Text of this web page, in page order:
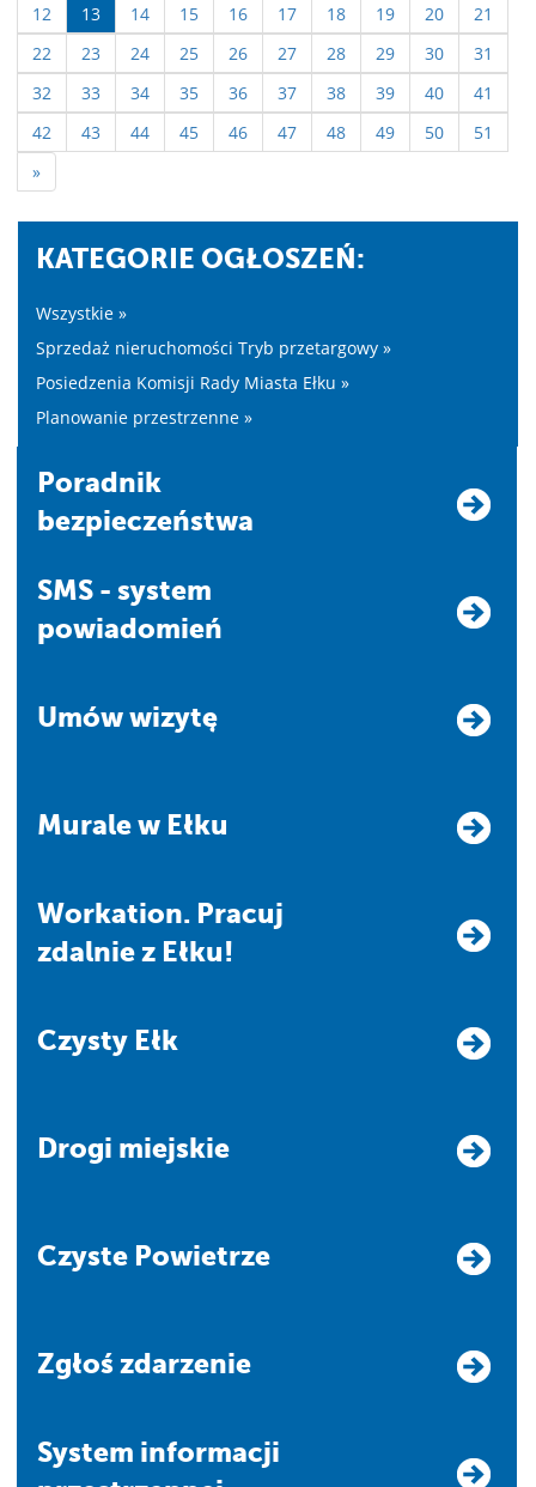
12 13 14 15 16 17 18 19 20
21
22
23 24 25 26 27 28 29 30
31
32
33 34 35 36 37 38 39 40
41
42
43 44 45 46 47 48 49 50
51
»
KATEGORIE OGŁOSZEŃ:
Wszystkie »
Sprzedaż nieruchomości Tryb przetargowy »
Posiedzenia Komisji Rady Miasta Ełku »
Planowanie przestrzenne »
Poradnik
bezpieczeństwa
SMS - system
powiadomień
Umów wizytę
Murale w Ełku
Workation. Pracuj
zdalnie z Ełku!
Czysty Ełk
Drogi miejskie
Czyste Powietrze
Zgłoś zdarzenie
system informacji